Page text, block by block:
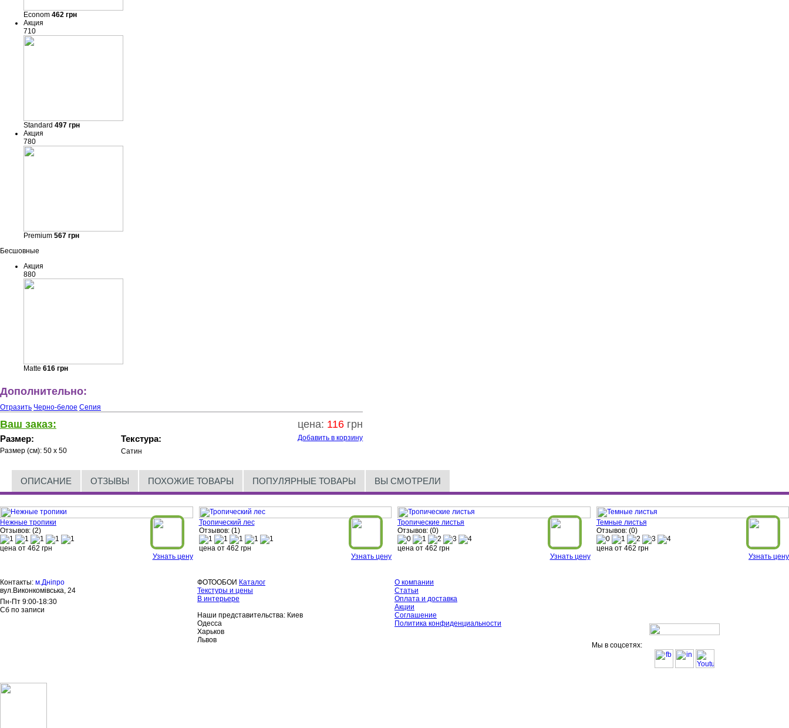
Econom 462 грн
Акция
710
Standard 497 грн
Акция
780
Premium 567 грн
Бесшовные
Акция
880
Matte 616 грн
Дополнительно:
Отразить Черно-белое Сепия
Ваш заказ: цена: 116 грн
Размер:
Размер (см): 50 x 50
Текстура:
Сатин
Добавить в корзину
ОПИСАНИЕ ОТЗЫВЫ ПОХОЖИЕ ТОВАРЫ ПОПУЛЯРНЫЕ ТОВАРЫ ВЫ СМОТРЕЛИ
Нежные тропики
Отзывов: (2)
цена от 462 грн
Узнать цену
Тропический лес
Отзывов: (1)
цена от 462 грн
Узнать цену
Тропические листья
Отзывов: (0)
цена от 462 грн
Узнать цену
Темные листья
Отзывов: (0)
цена от 462 грн
Узнать цену
Контакты: м.Дніпро
вул.Виконкомівська, 24
Пн-Пт 9:00-18:30
Сб по записи
ФОТООБОИ Каталог
Текстуры и цены
В интерьере
Наши представительства: Киев
Одесса
Харьков
Львов
О компании
Статьи
Оплата и доставка
Акции
Соглашение
Политика конфиденциальности
Мы в соцсетях: